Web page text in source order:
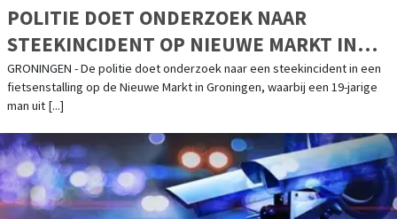
POLITIE DOET ONDERZOEK NAAR
STEEKINCIDENT OP NIEUWE MARKT IN
GRONINGEN
GRONINGEN - De politie doet onderzoek naar een steekincident in een
fietsenstalling op de Nieuwe Markt in Groningen, waarbij een 19-jarige
man uit [...]